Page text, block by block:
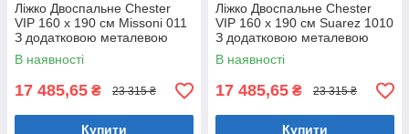
Ліжко Двоспальне Chester
VIP 160 х 190 см Missoni 011
З додатковою металевою
цільнозварною рамою
Темно-коричневий
В наявності
17 485,65 ₴ 23 315 ₴
Купити
Ліжко Двоспальне Chester
VIP 160 х 190 см Suarez 1010
З додатковою металевою
цільнозварною рамою
Коричневий
В наявності
17 485,65 ₴ 23 315 ₴
Купити